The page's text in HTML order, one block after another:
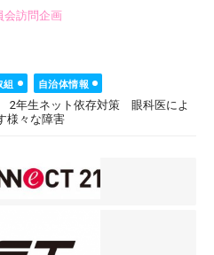
会訪問企画
組
自治体情報
2年生ネット依存対策 眼科医によ
様々な障害